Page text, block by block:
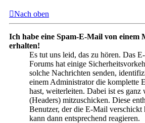
Nach oben
Ich habe eine Spam-E-Mail von einem
erhalten!
Es tut uns leid, das zu hören. Das
Forums hat einige
solche Nachrichten senden,
einem Administrator die komplette
hast, weiterleiten. Dabei ist es
(Headers) mitzuschicken. Diese
Benutzer, der die E-Mail
kann dann entsprechend reagieren.